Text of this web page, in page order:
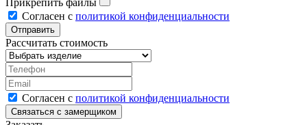
Согласен с политикой конфиденциальности
Рассчитать стоимость
Согласен с политикой конфиденциальности